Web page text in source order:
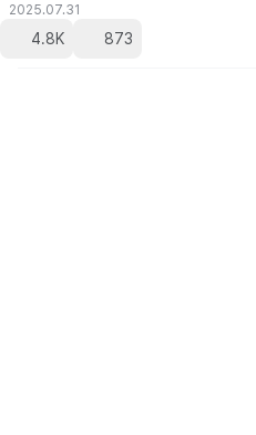
2025.07.31
4.8K 873